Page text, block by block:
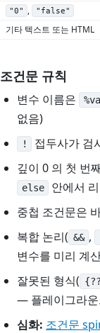
"0" , "false"
기타 텍스트 또는 HTML
조건문 규칙
변수 이름은
없음)
! 접두사가 검
깊이 0 의 첫 번째
else
안에서
중첩 조건문은
복합 논리( && ,
변수를 미리 계
잘못된 형식(
— 플레이그라운
심화: 조건문